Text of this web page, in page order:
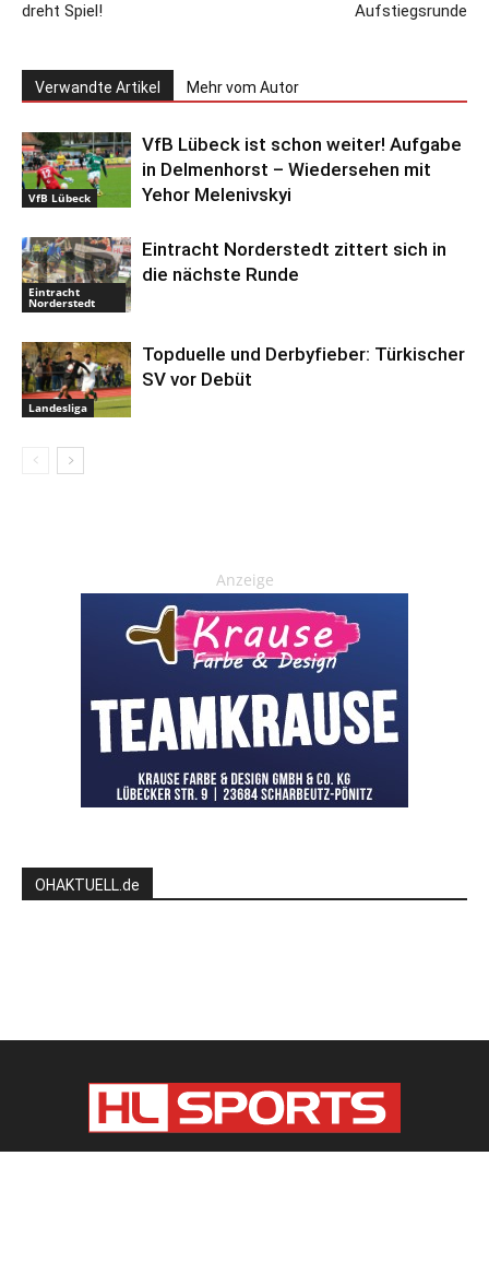
dreht Spiel!
Aufstiegsrunde
Verwandte Artikel Mehr vom Autor
VfB Lübeck
VfB Lübeck ist schon weiter! Aufgabe
in Delmenhorst – Wiedersehen mit
Yehor Melenivskyi
Eintracht
Norderstedt
Eintracht Norderstedt zittert sich in
die nächste Runde
Landesliga
Topduelle und Derbyfieber: Türkischer
SV vor Debüt
Anzeige
OHAKTUELL.de